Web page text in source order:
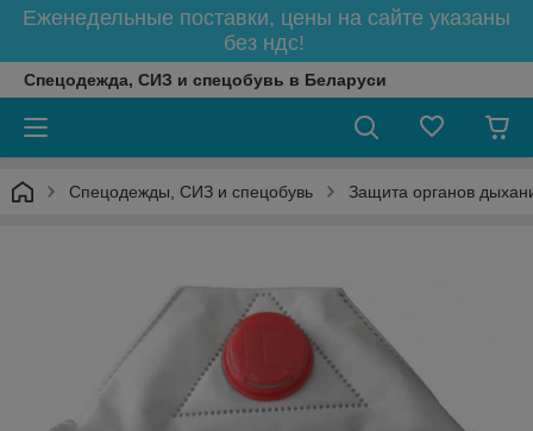
Еженедельные поставки, цены на сайте указаны
без ндс!
Спецодежда, СИЗ и спецобувь в Беларуси
Спецодежды, СИЗ и спецобувь Защита органов